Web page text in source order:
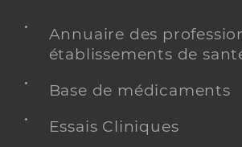
Annuaire des
établissements de
Base de médicaments
Essais Cliniques